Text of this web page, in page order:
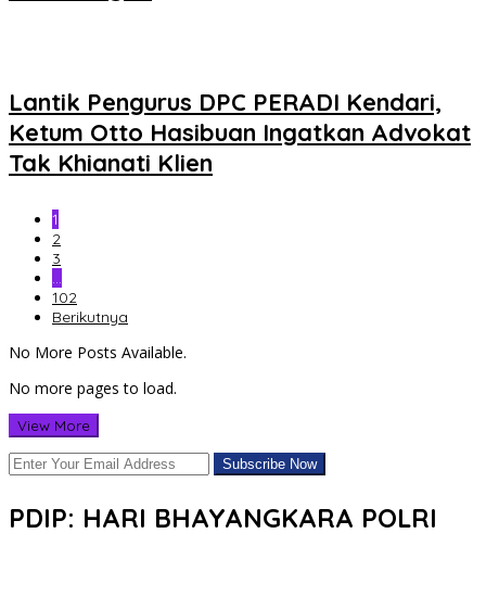
Lantik Pengurus DPC PERADI Kendari,
Ketum Otto Hasibuan Ingatkan Advokat
Tak Khianati Klien
1
2
3
…
102
Berikutnya
No More Posts Available.
No more pages to load.
View More
PDIP: HARI BHAYANGKARA POLRI